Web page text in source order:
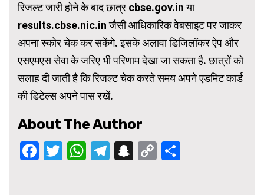
रिजल्ट जारी होने के बाद छात्र cbse.gov.in या
results.cbse.nic.in जैसी आधिकारिक वेबसाइट पर जाकर
अपना स्कोर चेक कर सकेंगे. इसके अलावा डिजिलॉकर ऐप और
एसएमएस सेवा के जरिए भी परिणाम देखा जा सकता है. छात्रों को
सलाह दी जाती है कि रिजल्ट चेक करते समय अपने एडमिट कार्ड
की डिटेल्स अपने पास रखें.
About The Author
Facebook
Twitter
WhatsApp
Telegram
Snapchat
Copy